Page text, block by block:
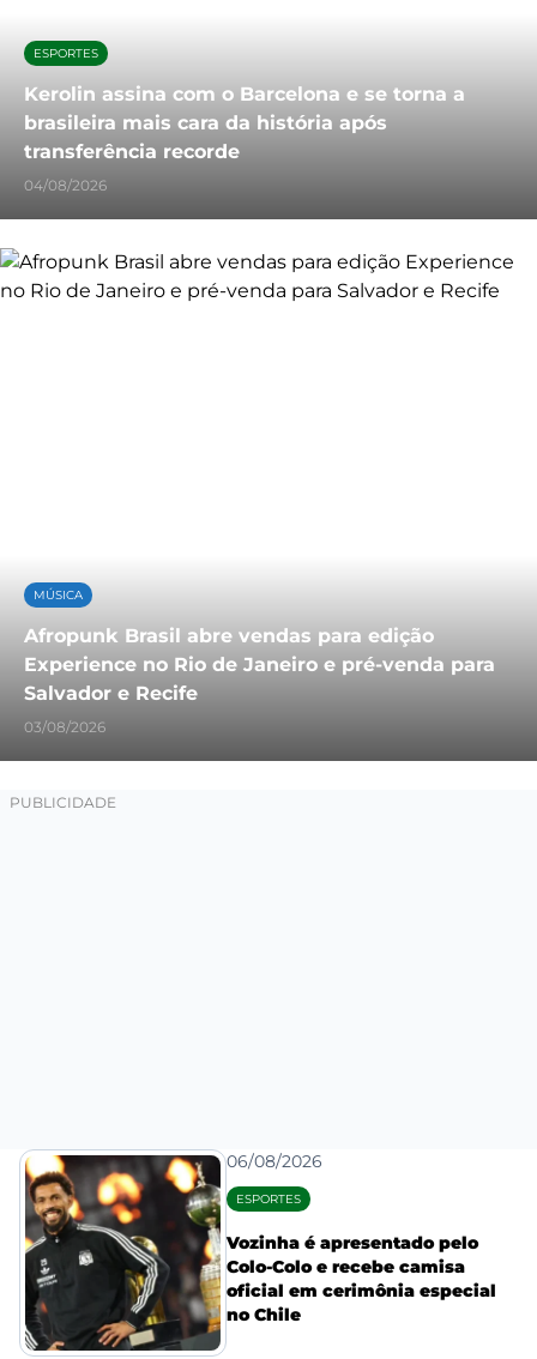
ESPORTES
Kerolin assina com o Barcelona e se torna a
brasileira mais cara da história após
transferência recorde
04/08/2026
MÚSICA
Afropunk Brasil abre vendas para edição
Experience no Rio de Janeiro e pré-venda para
Salvador e Recife
03/08/2026
06/08/2026
ESPORTES
Vozinha é apresentado pelo
Colo-Colo e recebe camisa
oficial em cerimônia especial
no Chile